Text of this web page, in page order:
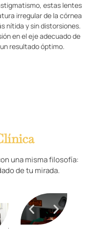
estas lentes
irregular de la córnea
nítida y sin distorsiones.
en el eje adecuado de
resultado óptimo.
una misma filosofía:
de tu mirada.